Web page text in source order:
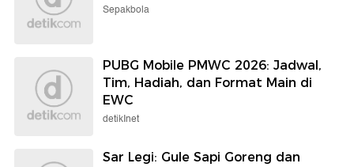
Sepakbola
PUBG Mobile PMWC 2026: Jadwal,
Tim, Hadiah, dan Format Main di
EWC
detikInet
Sar Legi: Gule Sapi Goreng dan